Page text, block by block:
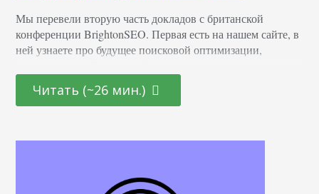
Мы перевели вторую часть докладов с британской
конференции BrightonSEO. Первая есть на нашем сайте, в
ней узнаете про будущее поисковой оптимизации,
понимать психологию пользователя ресурса. Сегодня
доклады технические. Если владеете разговорным
Alamy объяснила, почему специалистам не…
Читать (~26 мин.)